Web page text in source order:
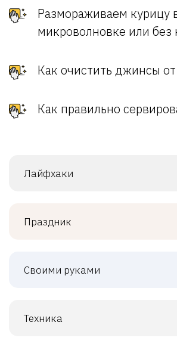
Размораживаем курицу
микроволновке или без
Как очистить джинсы
Как правильно
Лайфхаки
Праздник
Своими руками
Техника